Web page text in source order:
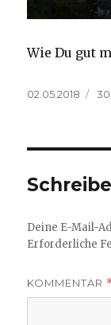
Wie Du gut
Veröffentlicht
02.05.2018
Deine E-Mail-
Erforderliche
KOMMENTAR